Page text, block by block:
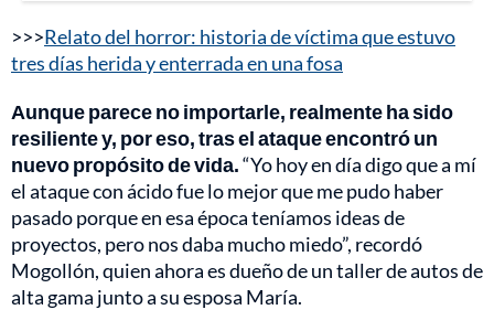
>>>Relato del horror: historia de víctima que estuvo
tres días herida y enterrada en una fosa
Aunque parece no importarle, realmente ha sido
resiliente y, por eso, tras el ataque encontró un
nuevo propósito de vida.“Yo hoy en día digo que a mí
el ataque con ácido fue lo mejor que me pudo haber
pasado porque en esa época teníamos ideas de
proyectos, pero nos daba mucho miedo”, recordó
Mogollón, quien ahora es dueño de un taller de autos de
alta gama junto a su esposa María.